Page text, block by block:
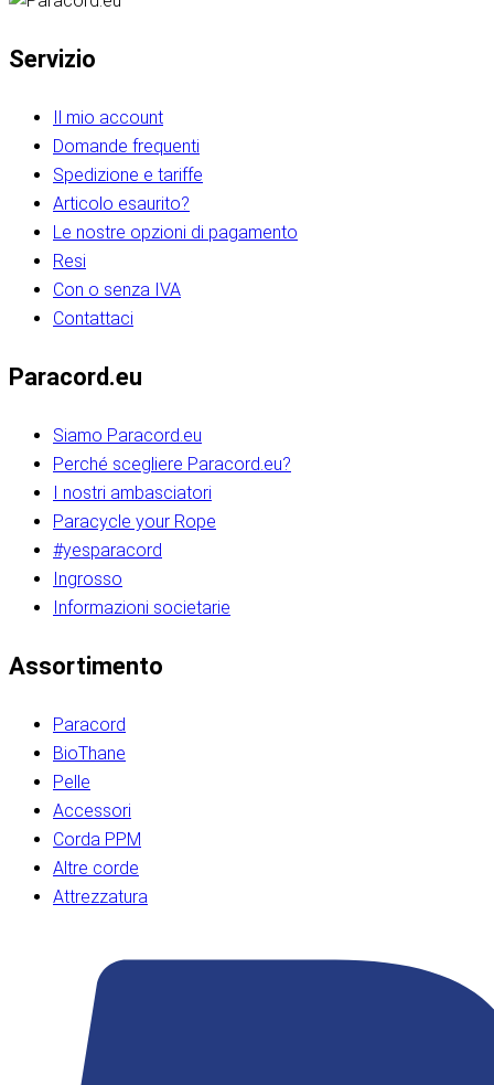
Servizio
Il mio account
Domande frequenti
Spedizione e tariffe
Articolo esaurito?
Le nostre opzioni di pagamento
Resi
Con o senza IVA
Contattaci
Paracord.eu
Siamo Paracord.eu
Perché scegliere Paracord.eu?
I nostri ambasciatori
Paracycle your Rope
#yesparacord
Ingrosso
Informazioni societarie​​​​‌ ‍ ​‍​‍‌‍ ‌ ​‍‌‍‍‌‌‍‌ ‌‍‍‌‌‍ ‍​‍​‍​ ‍‍​‍​‍‌ ​ ‌‍​‌‌‍ ‍‌‍‍‌‌ ‌​‌ ‍‌​‍ ‍‌‍‍‌‌‍ ​‍​‍​‍ ​​‍​‍‌‍‍​‌ ​‍‌‍‌‌‌‍‌‍​‍​‍​ ‍‍​‍​‍‌‍‍​‌ ‌​‌ ‌​‌ ​​‌ ​ ​ ‍‍​‍ ​‍ ‌ ​​‌‍​‌‌ ​‍‌‍​‌‌‍​ ‌‍ ‌ ​‍‌‍‌​​‍ ‍‌ ​ ‌‍​‌‌‍ ‍‌‍‍‌‌ ‌​‌ ‍‌​‍ ‍‌ ​ ‌ ‌​‌ ‌‌‌‍‌​‌‍‍‌‌‍ ​‍ ‌‍‍‌‌‍ ‍‌ ‌​‌‍‌‌‌‍ ‍‌ ‌​​‍ ‌‍‌‌‌‍‌​‌‍‍‌‌ ‌​​‍ ‌‍ ‌‌‍ ‌‍‌​‌‍‌‌​ ‌‌ ​​‌ ​‍‌‍‌‌‌ ​ ‌‍‌‌‌‍ ‍‌ ‌​‌‍​‌‌ ‌​‌‍‍‌‌‍ ‌‍ ‍​ ‍ ‌‍‍‌‌‍‌​​ ‌‌‍‌‍‌‍ ‌‍ ‌ ‌​‌‍‌‌‌ ​‍​‍ ‌‌‍​‍‌ ​‍‌‍​‌‌‍ ‍‌‍‌​​‍ ‌‌‍‍‌‌‍ ‌‌ ​​‌ ​‍‌‍‍‌‌‍ ‍‌ ‌​​ ‍ ‌ ‌​‌ ‍‌‌ ​​‌‍‌‌​ ‌‌ ‌​‌ ​‍‌‍​‌‌‍ ‍‌ ​ ‌‍ ​‌‍​‌‌ ‌​‌‍‌‌‌‍‌​​‍ ‌‌‍ ‌‌‍‌‌‌ ​ ‌ ​ ‌‍​‌‌‍‌ ‌‍‌‌​ ‍ ‌ ​​‌‍​‌‌ ‌​‌‍‍​​ ‌‌ ‌‍‌‍​‌‌‍ ​‌ ‌‌‌‍‌‌​‍ ‍‌‍‍‌‌ ‌​‌‌ ‌​‍‌‌‌‌​​ ‌‍​‍‌‍​‌‌ ​ ‌‍‌‌‌‌‌‌‌ ​‍‌‍ ​​ ‌‌‍‍​‌ ‌​‌ ‌​‌ ​​‌ ​ ​‍‌‌​ ​ ‌​​‌​‍‌‌​ ​‍‌​‌‍​‍‌‌​ ​‍‌​‌‍‌ ​​‌‍​‌‌ ​‍‌‍​‌‌‍​ ‌‍ ‌ ​‍‌‍‌​​‍ ‍‌ ​ ‌‍​‌‌‍ ‍‌‍‍‌‌ ‌​‌ ‍‌​‍ ‍‌ ​ ‌ ‌​‌ ‌‌‌‍‌​‌‍‍‌‌‍ ​‍‌‍‌‍‍‌‌‍‌​​ ‌‌‍‌‍‌‍ ‌‍ ‌ ‌​‌‍‌‌‌ ​‍​‍ ‌‌‍​‍‌ ​‍‌‍​‌‌‍ ‍‌‍‌​​‍ ‌‌‍‍‌‌‍ ‌‌ ​​‌ ​‍‌‍‍‌‌‍ ‍‌ ‌​​‍‌‍‌ ‌​‌ ‍‌‌ ​​‌‍‌‌​ ‌‌ ‌​‌ ​‍‌‍​‌‌‍ ‍‌ ​ ‌‍ ​‌‍​‌‌ ‌​‌‍‌‌‌‍‌​​‍ ‌‌‍ ‌‌‍‌‌‌ ​ ‌ ​ ‌‍​‌‌‍‌ ‌‍‌‌​‍‌‍‌ ​​‌‍​‌‌ ‌​‌‍‍​​ ‌‌ ‌‍‌‍​‌‌‍ ​‌ ‌‌‌‍‌‌​‍ ‍‌‍‍‌‌ ‌​‌‌ ‌​‍‌‌‌‌​​‍‌‍‌ ​​‌‍‌‌‌ ​‍‌ ​ ‌ ​​‌‍‌‌‌‍​ ‌ ‌​‌‍‍‌‌ ‌‍‌‍‌‌​ ‌‌ ​​‌ ‌‌‌‍​‍‌‍ ​‌‍‍‌‌ ​ ‌‍‍​‌‍‌‌‌‍‌​​‍​‍‌ ‌​​​​‌ ‍ ​‍​‍‌‍ ‌ ​‍‌‍‍‌‌‍‌ ‌‍‍‌‌‍ ‍​‍​‍​ ‍‍​‍​‍‌ ​ ‌‍​‌‌‍ ‍‌‍‍‌‌ ‌​‌ ‍‌​‍ ‍‌‍‍‌‌‍ ​‍​‍​‍ ​​‍​‍‌‍‍​‌ ​‍‌‍‌‌‌‍‌‍​‍​‍​ ‍‍​‍​‍‌‍‍​‌ ‌​‌ ‌​‌ ​​‌ ​ ​ ‍‍​‍ ​‍ ‌ ​​‌‍​‌‌ ​‍‌‍​‌‌‍​ ‌‍ ‌ ​‍‌‍‌​​‍ ‍‌ ​ ‌‍​‌‌‍ ‍‌‍‍‌‌ ‌​‌ ‍‌​‍ ‍‌ ​ ‌ ‌​‌ ‌‌‌‍‌​‌‍‍‌‌‍ ​‍ ‌‍‍‌‌‍ ‍‌ ‌​‌‍‌‌‌‍ ‍‌ ‌​​‍ ‌‍‌‌‌‍‌​‌‍‍‌‌ ‌​​‍ ‌‍ ‌‌‍ ‌‍‌​‌‍‌‌​ ‌‌ ​​‌ ​‍‌‍‌‌‌ ​ ‌‍‌‌‌‍ ‍‌ ‌​‌‍​‌‌ ‌​‌‍‍‌‌‍ ‌‍ ‍​ ‍ ‌‍‍‌‌‍‌​​ ‌‌‍‌‍‌‍ ‌‍ ‌ ‌​‌‍‌‌‌ ​‍​‍ ‌‌‍​‍‌ ​‍‌‍​‌‌‍ ‍‌‍‌​​‍ ‌‌‍‍‌‌‍ ‌‌ ​​‌ ​‍‌‍‍‌‌‍ ‍‌ ‌​​ ‍ ‌ ‌​‌ ‍‌‌ ​​‌‍‌‌​ ‌‌ ‌​‌ ​‍‌‍​‌‌‍ ‍‌ ​ ‌‍ ​‌‍​‌‌ ‌​‌‍‌‌‌‍‌​​‍ ‌‌‍ ‌‌‍‌‌‌ ​ ‌ ​ ‌‍​‌‌‍‌ ‌‍‌‌​ ‍ ‌ ​​‌‍​‌‌ ‌​‌‍‍​​ ‌‌ ‌‍‌‍​‌‌‍ ​‌ ‌‌‌‍‌‌​‍ ‍‌‍‍‌‌ ‌​‌‌ ‌​‍‌‌‌‌​​ ‌‍​‍‌‍​‌‌ ​ ‌‍‌‌‌‌‌‌‌ ​‍‌‍ ​​ ‌‌‍‍​‌ ‌​‌ ‌​‌ ​​‌ ​ ​‍‌‌​ ​ ‌​​‌​‍‌‌​ ​‍‌​‌‍​‍‌‌​ ​‍‌​‌‍‌ ​​‌‍​‌‌ ​‍‌‍​‌‌‍​ ‌‍ ‌ ​‍‌‍‌​​‍ ‍‌ ​ ‌‍​‌‌‍ ‍‌‍‍‌‌ ‌​‌ ‍‌​‍ ‍‌ ​ ‌ ‌​‌ ‌‌‌‍‌​‌‍‍‌‌‍ ​‍‌‍‌‍‍‌‌‍‌​​ ‌‌‍‌‍‌‍ ‌‍ ‌ ‌​‌‍‌‌‌ ​‍​‍ ‌‌‍​‍‌ ​‍‌‍​‌‌‍ ‍‌‍‌​​‍ ‌‌‍‍‌‌‍ ‌‌ ​​‌ ​‍‌‍‍‌‌‍ ‍‌ ‌​​‍‌‍‌ ‌​‌ ‍‌‌ ​​‌‍‌‌​ ‌‌ ‌​‌ ​‍‌‍​‌‌‍ ‍‌ ​ ‌‍ ​‌‍​‌‌ ‌​‌‍‌‌‌‍‌​​‍ ‌‌‍ ‌‌‍‌‌‌ ​ ‌ ​ ‌‍​‌‌‍‌ ‌‍‌‌​‍‌‍‌ ​​‌‍​‌‌ ‌​‌‍‍​​ ‌‌ ‌‍‌‍​‌‌‍ ​‌ ‌‌‌‍‌‌​‍ ‍‌‍‍‌‌ ‌​‌‌ ‌​‍‌‌‌‌​​‍‌‍‌ ​​‌‍‌‌‌ ​‍‌ ​ ‌ ​​‌‍‌‌‌‍​ ‌ ‌​‌‍‍‌‌ ‌‍‌‍‌‌​ ‌‌ ​​‌ ‌‌‌‍​‍‌‍ ​‌‍‍‌‌ ​ ‌‍‍​‌‍‌‌‌‍‌​​‍​‍‌ ‌
Assortimento
Paracord
BioThane
Pelle
Accessori
Corda PPM
Altre corde
Attrezzatura